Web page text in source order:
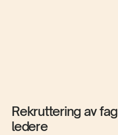
Rekruttering av
ledere